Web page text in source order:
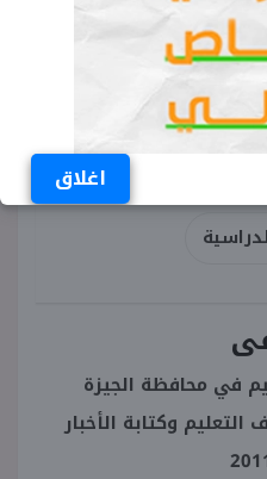
اغلاق
تالتة ابتدائي
شهر فبراير 2025 اكتشف الصف الثالث
في محافظة الجيزة
وكتابة الأخبار